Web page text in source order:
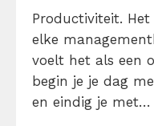
Productiviteit.
elke
voelt het als een
begin je je dag
en eindig je met…